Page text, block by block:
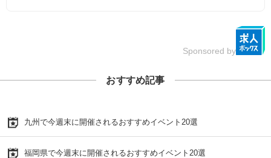
Sponsored by
おすすめ記事
九州で今週末に開催されるおすすめイベント20選
福岡県で今週末に開催されるおすすめイベント20選